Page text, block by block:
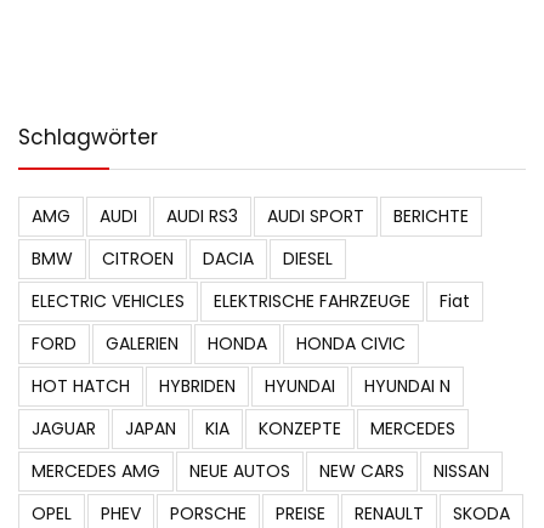
Schlagwörter
AMG AUDI AUDI RS3 AUDI SPORT
BERICHTE
BMW
CITROEN DACIA
DIESEL
ELECTRIC VEHICLES
ELEKTRISCHE FAHRZEUGE
Fiat
FORD
GALERIEN HONDA
HONDA CIVIC
HOT HATCH
HYBRIDEN HYUNDAI
HYUNDAI N
JAGUAR
JAPAN KIA KONZEPTE
MERCEDES
MERCEDES AMG
NEUE AUTOS NEW CARS
NISSAN
OPEL
PHEV PORSCHE PREISE RENAULT
SKODA